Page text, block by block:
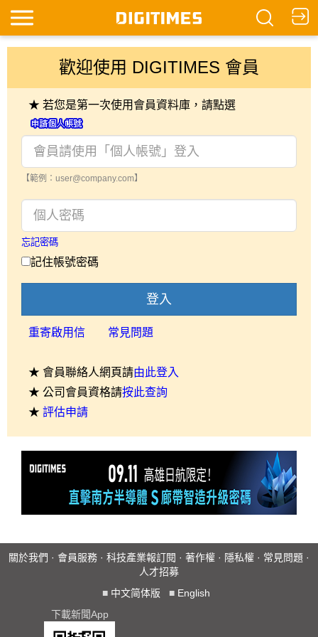
歡迎使用 DIGITIMES 會員
★ 若您是第一次使用會員資料庫，請點選
【範例：user@company.com】
忘記密碼
記住帳號密碼
登入
重寄啟用信 常見問題
★ 會員聯絡人網頁請由此登入
★ 公司會員資格請按此查詢
★ 評估申請
關於我們 · 會員服務 · 科技產業報訂閱 · 著作權 · 隱私權 · 常見問題 ·
人才招募
■ 中文简体版 ■ English
下載新聞App